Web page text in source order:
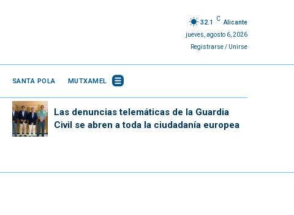
32.1
C
Alicante
jueves, agosto 6, 2026
Registrarse / Unirse
SANTA POLA MUTXAMEL
Las denuncias telemáticas de la Guardia
Civil se abren a toda la ciudadanía europea